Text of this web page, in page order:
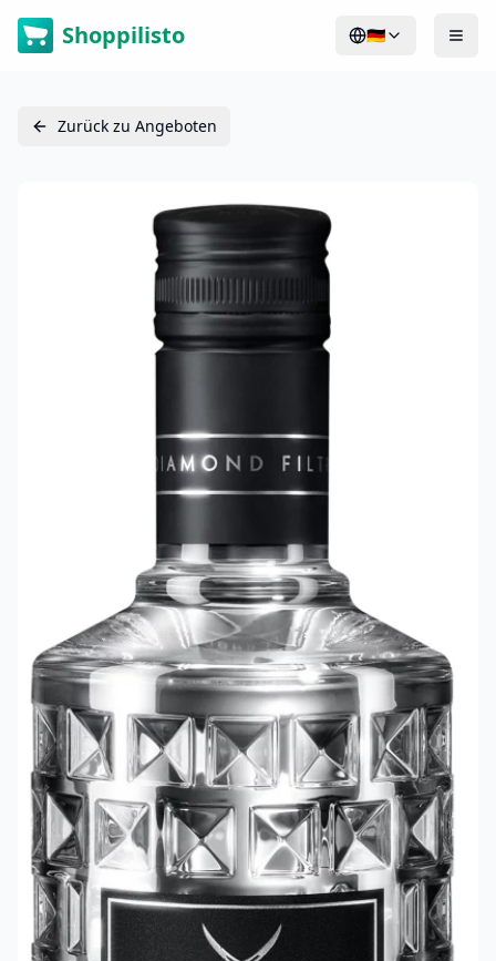
Shoppilisto 🇩🇪
Zurück zu Angeboten